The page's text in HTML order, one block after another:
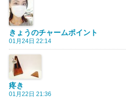
きょうのチャームポイント
01月24日 22:14
疼き
01月22日 21:36